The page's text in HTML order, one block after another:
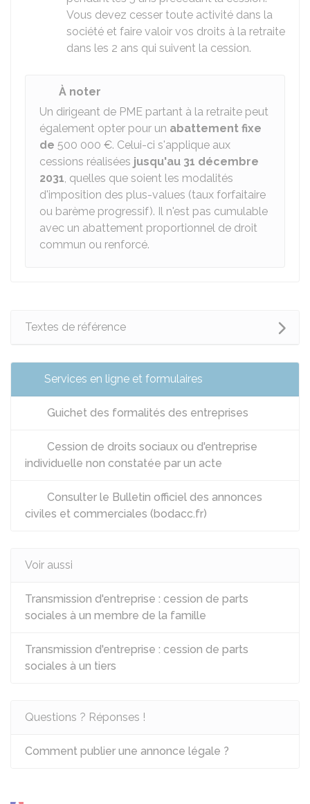
Vous devez cesser toute activité dans la
société et faire valoir vos droits à la retraite
dans les 2 ans qui suivent la cession.
À noter
Un dirigeant de PME partant à la retraite peut
également opter pour un abattement fixe
de 500 000 €. Celui-ci s'applique aux
cessions réalisées jusqu'au 31 décembre
2031, quelles que soient les modalités
d'imposition des plus-values (taux forfaitaire
ou barème progressif). Il n'est pas cumulable
avec un abattement proportionnel de droit
commun ou renforcé.
Textes de référence
Services en ligne et formulaires
Guichet des formalités des entreprises
Cession de droits sociaux ou d'entreprise
individuelle non constatée par un acte
Consulter le Bulletin officiel des annonces
civiles et commerciales (bodacc.fr)
Voir aussi
Transmission d'entreprise : cession de parts
sociales à un membre de la famille
Transmission d'entreprise : cession de parts
sociales à un tiers
Questions ? Réponses !
Comment publier une annonce légale ?